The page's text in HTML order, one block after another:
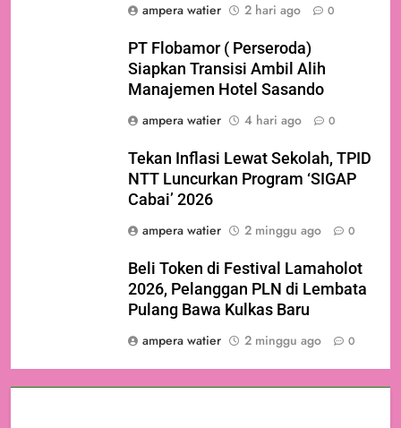
ampera watier
2 hari ago 0
PT Flobamor ( Perseroda)
Siapkan Transisi Ambil Alih
Manajemen Hotel Sasando
ampera watier
4 hari ago 0
Tekan Inflasi Lewat Sekolah, TPID
NTT Luncurkan Program ‘SIGAP
Cabai’ 2026
ampera watier
2 minggu ago 0
Beli Token di Festival Lamaholot
2026, Pelanggan PLN di Lembata
Pulang Bawa Kulkas Baru
ampera watier
2 minggu ago 0